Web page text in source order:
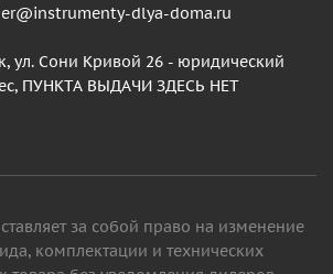
dlya-doma.ru
ул. Сони Кривой 26 - юридический
ПУНКТА ВЫДАЧИ ЗДЕСЬ НЕТ
за собой право на изменение
комплектации и технических